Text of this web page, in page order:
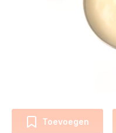
Toevoegen